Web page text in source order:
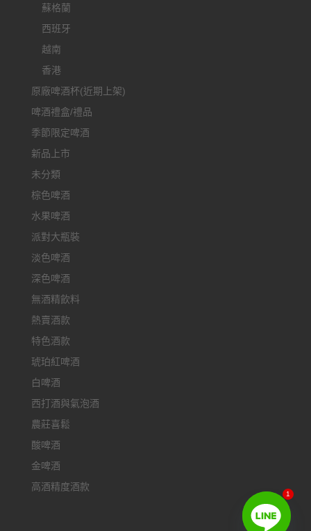
蘇格蘭
西班牙
越南
香港
原廠啤酒杯(近期上架)
啤酒禮盒/禮品
季節限定啤酒
新品上市
未分類
棕色啤酒
水果啤酒
派對大瓶裝
淡色啤酒
深色啤酒
無酒精飲料
熱賣酒款
特色酒款
琥珀紅啤酒
白啤酒
西打酒與氣泡酒
農莊喜鬆
酸啤酒
金啤酒
高酒精度酒款
1